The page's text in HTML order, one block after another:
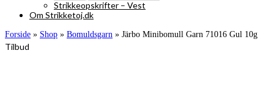
Strikkeopskrifter – Vest
Om Strikketoj.dk
Forside » Shop » Bomuldsgarn » Järbo Minibomull Garn 71016 Gul 10g
Tilbud